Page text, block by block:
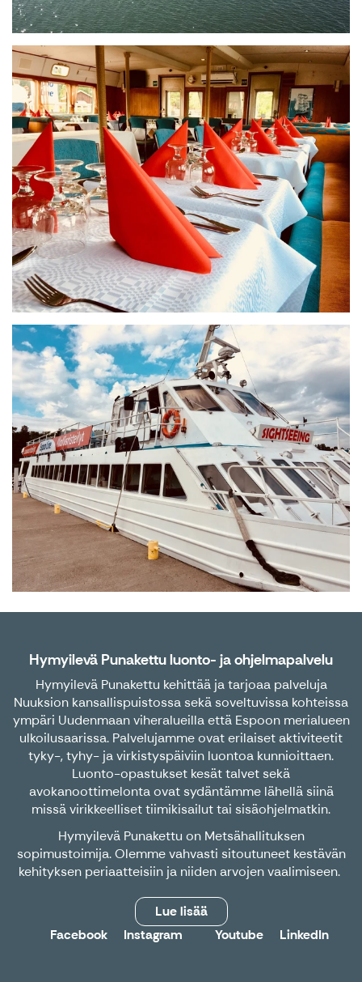
Hymyilevä Punakettu luonto- ja ohjelmapalvelu
Hymyilevä Punakettu kehittää ja tarjoaa palveluja
Nuuksion kansallispuistossa sekä soveltuvissa kohteissa
ympäri Uudenmaan viheralueilla että Espoon merialueen
ulkoilusaarissa. Palvelujamme ovat erilaiset aktiviteetit
tyky-, tyhy- ja virkistyspäiviin luontoa kunnioittaen.
Luonto-opastukset kesät talvet sekä
avokanoottimelonta ovat sydäntämme lähellä siinä
missä virikkeelliset tiimikisailut tai sisäohjelmatkin.
Hymyilevä Punakettu on Metsähallituksen
sopimustoimija. Olemme vahvasti sitoutuneet kestävän
kehityksen periaatteisiin ja niiden arvojen vaalimiseen.
Lue lisää
Facebook
Instagram Youtube LinkedIn